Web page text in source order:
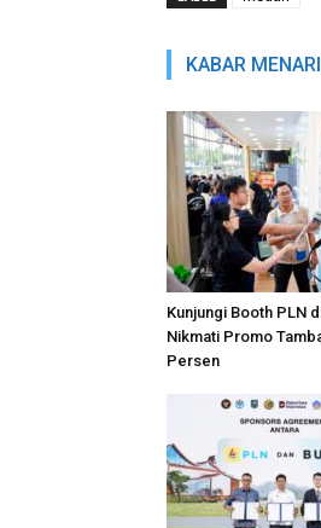
KABAR
Kunjungi Booth PLN
Nikmati Promo
Persen